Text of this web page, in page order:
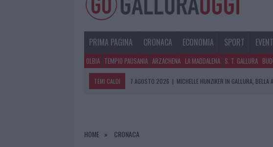
PRIMA PAGINA CRONACA ECONOMIA SPORT
OLBIA TEMPIO PAUSANIA ARZACHENA LA MADDALENA S. T. GALLURA
TEMI CALDI 7 AGOSTO 2026 | MICHELLE HUNZIKER IN GALLURA,
7 AGOSTO 2026
|
HOME CRONACA